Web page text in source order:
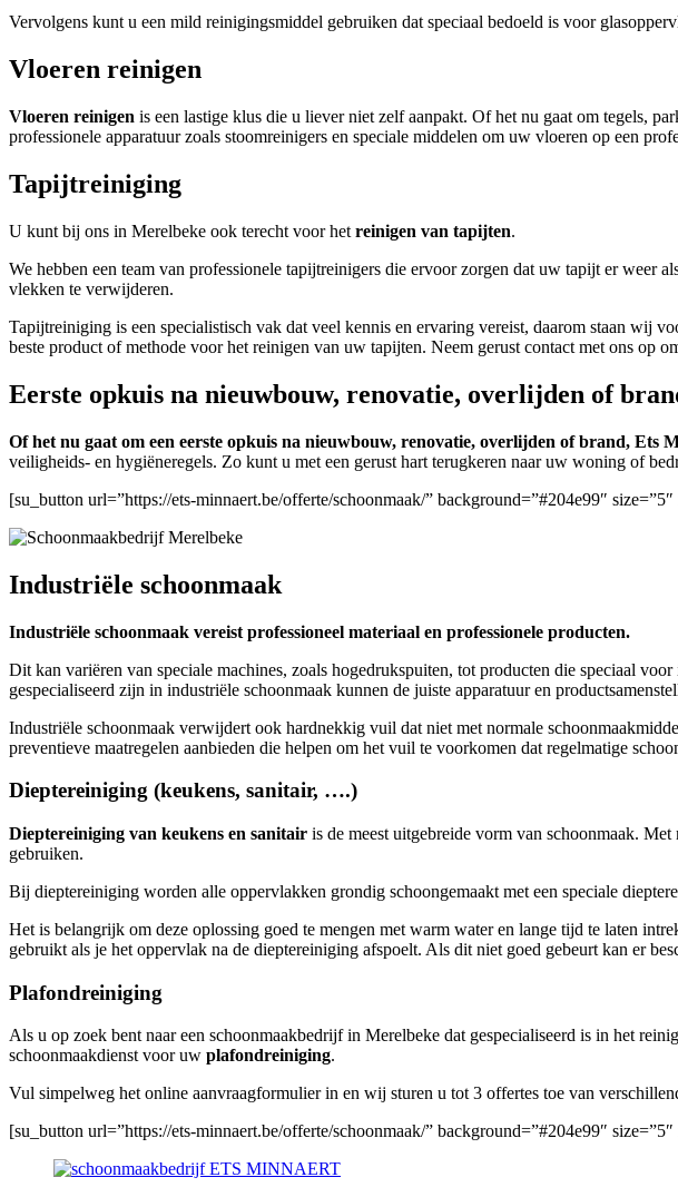
Vervolgens kunt u een mild reinigingsmiddel gebruiken dat speciaal bedoeld is voor
Vloeren reinigen
Vloeren reinigen is een lastige klus die u liever niet zelf aanpakt. Of het nu gaat om tegels,
professionele apparatuur zoals stoomreinigers en speciale middelen om uw vloeren op een
Tapijtreiniging
U kunt bij ons in Merelbeke ook terecht voor het reinigen van tapijten.
We hebben een team van professionele tapijtreinigers die ervoor zorgen dat uw tapijt er weer
vlekken te verwijderen.
Tapijtreiniging is een specialistisch vak dat veel kennis en ervaring vereist, daarom staan wij
beste product of methode voor het reinigen van uw tapijten. Neem gerust contact met ons op
Eerste opkuis na nieuwbouw, renovatie, overlijden of
Of het nu gaat om een eerste opkuis na nieuwbouw, renovatie, overlijden of brand, Ets
veiligheids- en hygiëneregels. Zo kunt u met een gerust hart terugkeren naar uw woning of
[su_button url=”https://ets-minnaert.be/offerte/schoonmaak/” background=”#204e99″
Industriële schoonmaak
Industriële schoonmaak vereist professioneel materiaal en professionele producten.
Dit kan variëren van speciale machines, zoals hogedrukspuiten, tot producten die speciaal
gespecialiseerd zijn in industriële schoonmaak kunnen de juiste apparatuur en
Industriële schoonmaak verwijdert ook hardnekkig vuil dat niet met normale
preventieve maatregelen aanbieden die helpen om het vuil te voorkomen dat regelmatige
Dieptereiniging (keukens, sanitair, ….)
Dieptereiniging van keukens en sanitair is de meest uitgebreide vorm van schoonmaak.
gebruiken.
Bij dieptereiniging worden alle oppervlakken grondig schoongemaakt met een speciale
Het is belangrijk om deze oplossing goed te mengen met warm water en lange tijd te laten
gebruikt als je het oppervlak na de dieptereiniging afspoelt. Als dit niet goed gebeurt kan er
Plafondreiniging
Als u op zoek bent naar een schoonmaakbedrijf in Merelbeke dat gespecialiseerd is in het
schoonmaakdienst voor uw plafondreiniging.
Vul simpelweg het online aanvraagformulier in en wij sturen u tot 3 offertes toe van
[su_button url=”https://ets-minnaert.be/offerte/schoonmaak/” background=”#204e99″